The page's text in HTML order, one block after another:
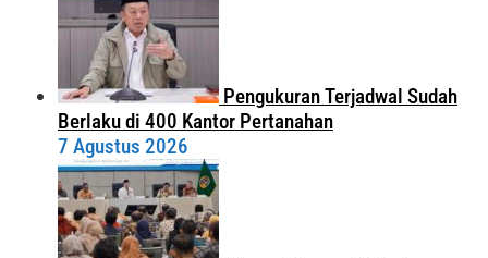
Pengukuran Terjadwal Sudah
Berlaku di 400 Kantor Pertanahan
7 Agustus 2026